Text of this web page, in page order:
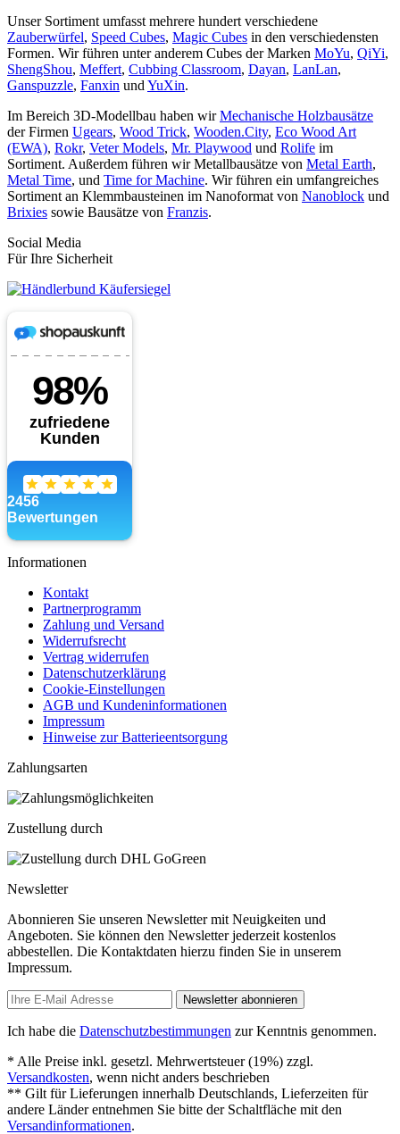
Unser Sortiment umfasst mehrere hundert verschiedene
Zauberwürfel, Speed Cubes, Magic Cubes in den verschiedensten
Formen. Wir führen unter anderem Cubes der Marken MoYu, QiYi,
ShengShou, Meffert, Cubbing Classroom, Dayan, LanLan,
Ganspuzzle, Fanxin und YuXin.
Im Bereich 3D-Modellbau haben wirMechanische Holzbausätze
der Firmen Ugears, Wood Trick, Wooden.City, Eco Wood Art
(EWA), Rokr, Veter Models, Mr. Playwood und Rolife im
Sortiment. Außerdem führen wir Metallbausätze von Metal Earth,
Metal Time, und Time for Machine. Wir führen ein umfangreiches
Sortiment an Klemmbausteinen im Nanoformat von Nanoblock und
Brixies sowie Bausätze von Franzis.
Social Media
Für Ihre Sicherheit
Informationen
Kontakt
Partnerprogramm
Zahlung und Versand
Widerrufsrecht
Vertrag widerrufen
Datenschutzerklärung
Cookie-Einstellungen
AGB und Kundeninformationen
Impressum
Hinweise zur Batterieentsorgung
Zahlungsarten
Zustellung durch
Newsletter
Abonnieren Sie unseren Newsletter mit Neuigkeiten und
Angeboten. Sie können den Newsletter jederzeit kostenlos
abbestellen. Die Kontaktdaten hierzu finden Sie in unserem
Impressum.
Newsletter abonnieren
Ich habe die Datenschutzbestimmungen zur Kenntnis genommen.
* Alle Preise inkl. gesetzl. Mehrwertsteuer (19%) zzgl.
Versandkosten, wenn nicht anders beschrieben
** Gilt für Lieferungen innerhalb Deutschlands, Lieferzeiten für
andere Länder entnehmen Sie bitte der Schaltfläche mit den
Versandinformationen.